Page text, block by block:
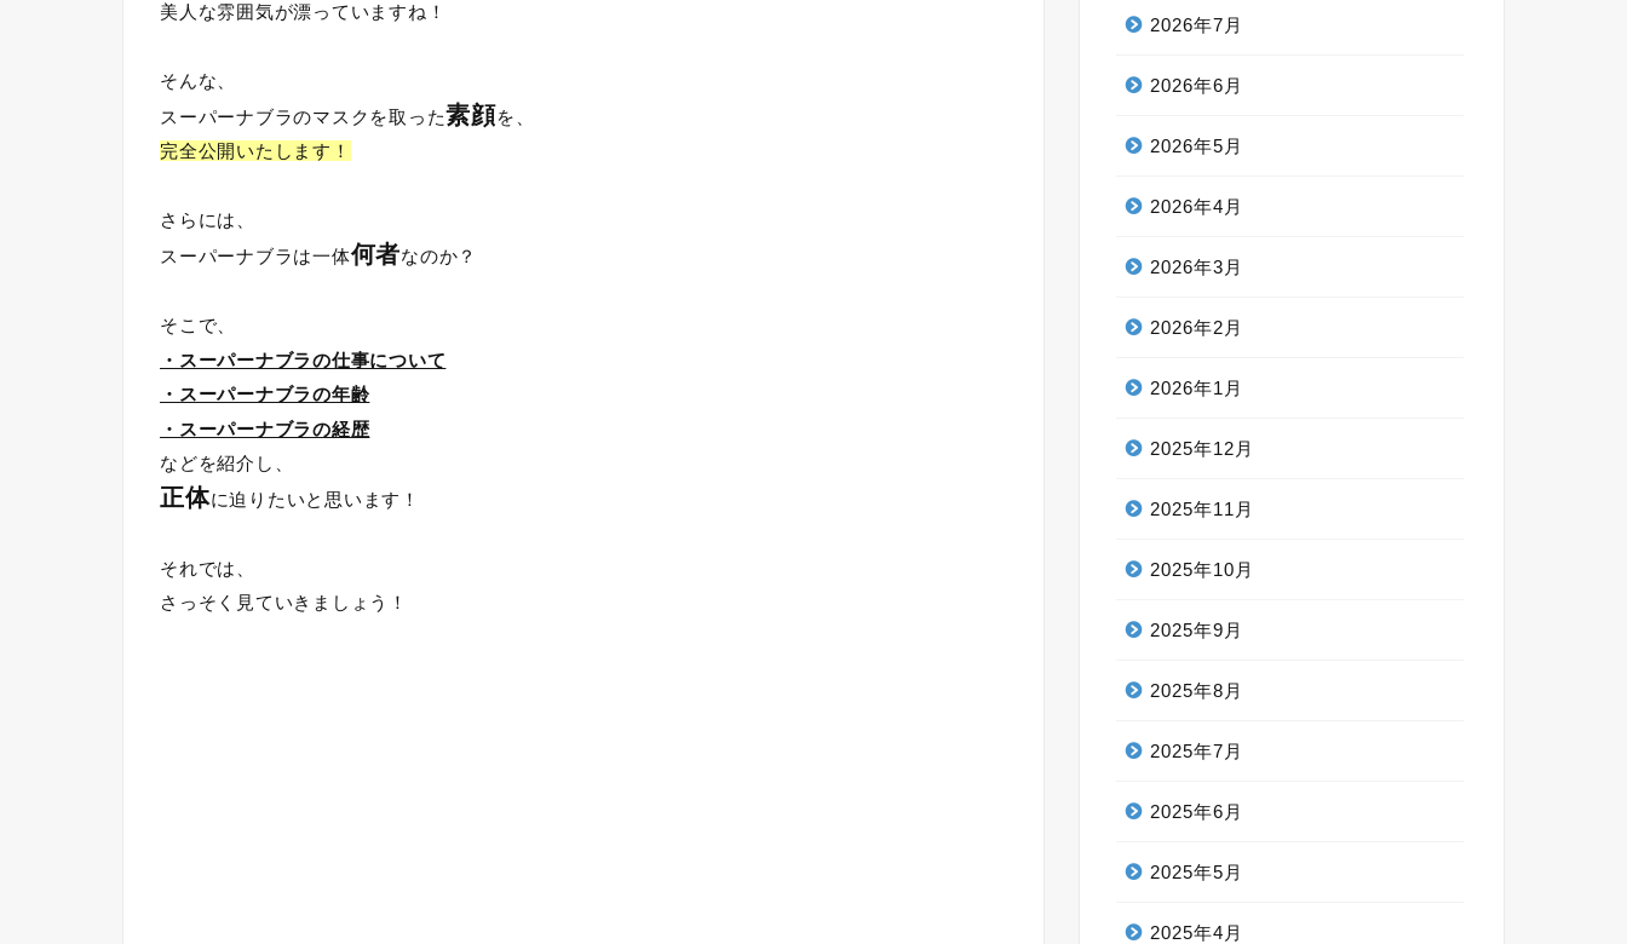
美人な雰囲気が漂っていますね！
そんな、
スーパーナブラのマスクを取った素顔を、
完全公開いたします！
さらには、
スーパーナブラは一体何者なのか？
そこで、
・スーパーナブラの仕事について
・スーパーナブラの年齢
・スーパーナブラの経歴
などを紹介し、
正体に迫りたいと思います！
それでは、
さっそく見ていきましょう！
2026年7月
2026年6月
2026年5月
2026年4月
2026年3月
2026年2月
2026年1月
2025年12月
2025年11月
2025年10月
2025年9月
2025年8月
2025年7月
2025年6月
2025年5月
2025年4月